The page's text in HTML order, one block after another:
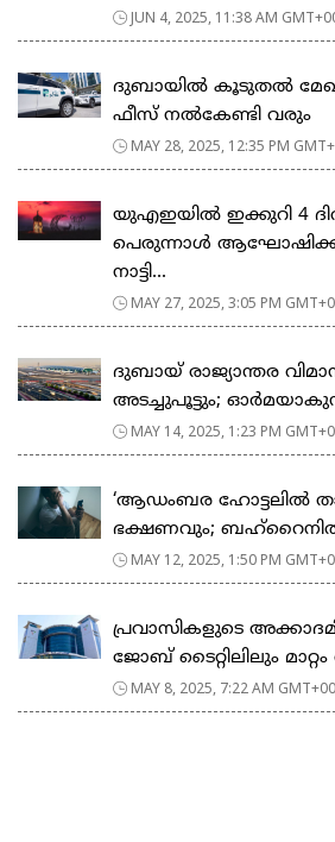
JUN 4, 2025, 11:38 AM
ദുബായിൽ കൂടുതൽ
ഫീസ് നൽകേണ്ടി വരും
MAY 28, 2025, 12:35 PM
യുഎഇയിൽ ഇക്കുറി 4
പെരുന്നാൾ
നാട്ടി...
MAY 27, 2025, 3:05 PM
ദുബായ് രാജ്യാന്തര
അടച്ചുപൂട്ടും;
MAY 14, 2025, 1:23 PM
‘ആഡംബര ഹോട്ടലിൽ
ഭക്ഷണവും; ബഹ്റൈനിൽ‌
MAY 12, 2025, 1:50 PM
പ്രവാസികളുടെ
ജോബ് ടൈറ്റിലിലും
MAY 8, 2025, 7:22 AM